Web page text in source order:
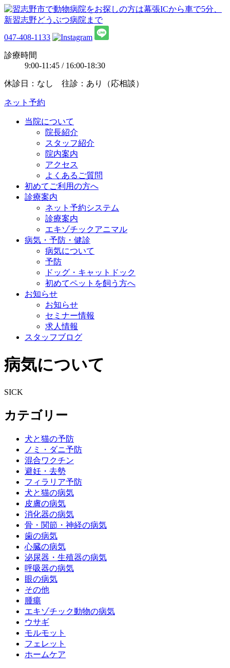
047-408-1133
診療時間
9:00-11:45 / 16:00-18:30
休診日：なし 往診：あり（応相談）
ネット予約
当院について
院長紹介
スタッフ紹介
院内案内
アクセス
よくあるご質問
初めてご利用の方へ
診療案内
ネット予約システム
診療案内
エキゾチックアニマル
病気・予防・健診
病気について
予防
ドッグ・キャットドック
初めてペットを飼う方へ
お知らせ
お知らせ
セミナー情報
求人情報
スタッフブログ
病気について
SICK
カテゴリー
犬と猫の予防
ノミ・ダニ予防
混合ワクチン
避妊・去勢
フィラリア予防
犬と猫の病気
皮膚の病気
消化器の病気
骨・関節・神経の病気
歯の病気
心臓の病気
泌尿器・生殖器の病気
呼吸器の病気
眼の病気
その他
腫瘍
エキゾチック動物の病気
ウサギ
モルモット
フェレット
ホームケア